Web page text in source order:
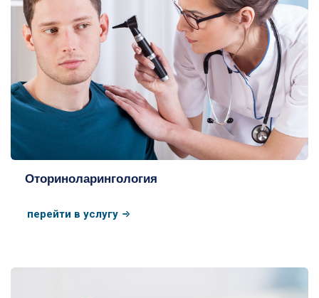
Оториноларингология
перейти в услугу